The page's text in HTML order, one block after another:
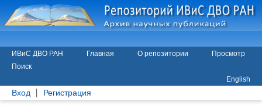
ИВиС ДВО РАН Главная О репозитории
Просмотр
Поиск
English
Вход Регистрация